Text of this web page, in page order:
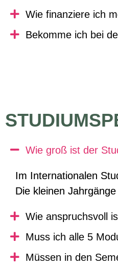
Wie finanziere ich
Bekomme ich bei
Wie groß ist der
Im Internationalen
Die kleinen
Wie anspruchsvoll
Muss ich alle 5
Müssen in den